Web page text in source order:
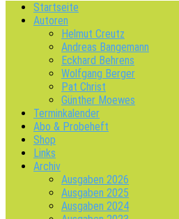
Startseite
Autoren
Helmut Creutz
Andreas Bangemann
Eckhard Behrens
Wolfgang Berger
Pat Christ
Günther Moewes
Terminkalender
Abo & Probeheft
Shop
Links
Archiv
Ausgaben 2026
Ausgaben 2025
Ausgaben 2024